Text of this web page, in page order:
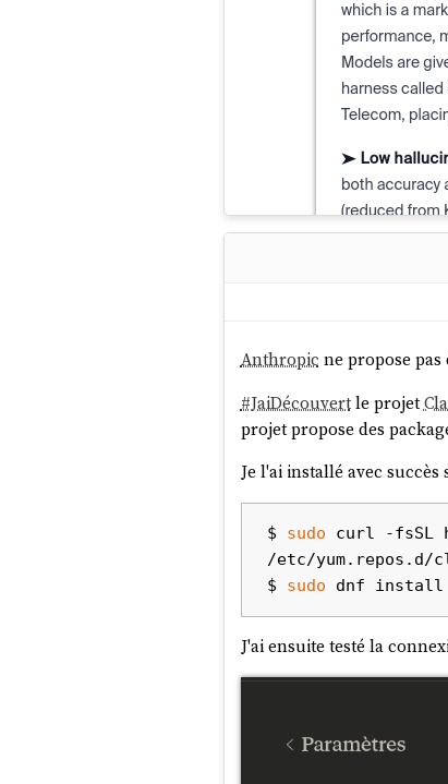
Ensuite, la position du
Anthropic ne propose
#JaiDécouvertle projet
projet propose des
Je l'ai installé avec succès
$ sudo curl -fsSL
/etc/yum.repos.d/
$ sudo
J'ai ensuite testé la